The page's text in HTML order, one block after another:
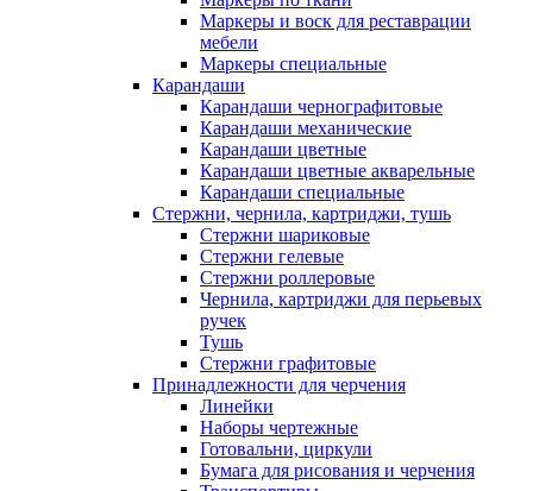
Маркеры и воск для реставрации
мебели
Маркеры специальные
Карандаши
Карандаши чернографитовые
Карандаши механические
Карандаши цветные
Карандаши цветные акварельные
Карандаши специальные
Стержни, чернила, картриджи, тушь
Стержни шариковые
Стержни гелевые
Стержни роллеровые
Чернила, картриджи для перьевых
ручек
Тушь
Стержни графитовые
Принадлежности для черчения
Линейки
Наборы чертежные
Готовальни, циркули
Бумага для рисования и черчения